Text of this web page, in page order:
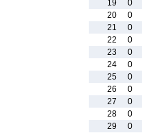
19
0
20
0
21
0
22
0
23
0
24
0
25
0
26
0
27
0
28
0
29
0